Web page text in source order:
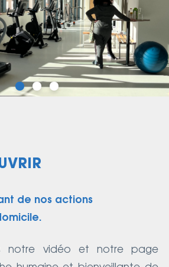
de nos actions
notre vidéo et notre page